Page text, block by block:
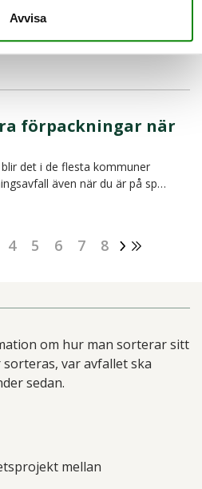
Avvisa
dina förpackningar av glas,
att du lämnat dem till återv…
förpackningar när
det i de flesta kommuner
även när du är på sp…
4 5 6 7 8
om hur man sorterar sitt
var avfallet ska
sedan.
mellan